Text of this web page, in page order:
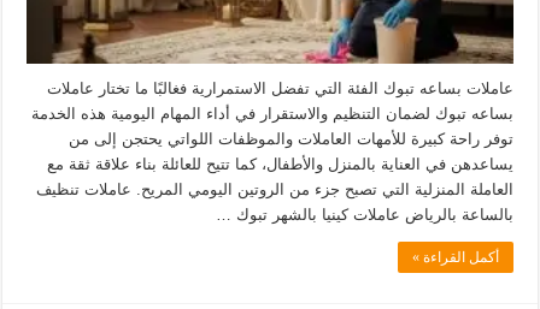
عاملات بساعه تبوك الفئة التي تفضل الاستمرارية فغالبًا ما تختار عاملات
بساعه تبوك لضمان التنظيم والاستقرار في أداء المهام اليومية هذه الخدمة
توفر راحة كبيرة للأمهات العاملات والموظفات اللواتي يحتجن إلى من
يساعدهن في العناية بالمنزل والأطفال، كما تتيح للعائلة بناء علاقة ثقة مع
العاملة المنزلية التي تصبح جزء من الروتين اليومي المريح. عاملات تنظيف
بالساعة بالرياض عاملات كينيا بالشهر تبوك …
أكمل القراءة »